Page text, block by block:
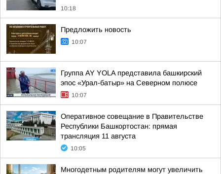
10:18
Предложить новость
10:07
Группа AY YOLA представила башкирский
эпос «Урал-батыр» на Северном полюсе
10:07
Оперативное совещание в Правительстве
Республики Башкортостан: прямая
трансляция 11 августа
10:05
Многодетным родителям могут увеличить